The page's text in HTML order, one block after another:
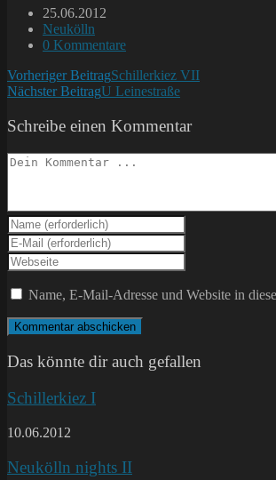
Beitrag
veröffentlicht:
25.06.2012
Beitrags-
Kategorie:
Neukölln
Beitrags-
0 Kommentare
Weitere
Artikel
ansehen
Vorheriger BeitragSchillerkiez VII
Nächster BeitragU Leinestraße
Schreibe einen Kommentar
Kommentieren
Gib
deinen
Namen
oder
Benutzernamen
zum
Kommentieren
ein
Gib
deine
E-
Mail-
Adresse
zum
Kommentieren
ein
Gib
deine
Website-
ein
(optional)
Name, E-Mail-Adresse und Website in
Das könnte dir auch gefallen
Schillerkiez I
10.06.2012
Neukölln nights II